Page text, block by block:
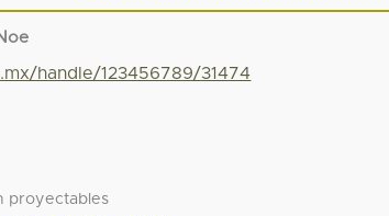
handle/123456789/31474
proyectables